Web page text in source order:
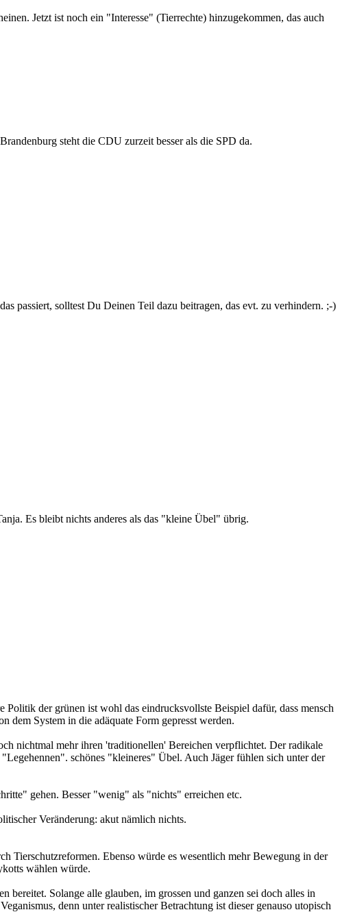
Jetzt ist noch ein "Interesse" (Tierrechte) hinzugekommen, das auch
steht die CDU zurzeit besser als die SPD da.
passiert, solltest Du Deinen Teil dazu beitragen, das evt. zu verhindern. ;-)
Es bleibt nichts anderes als das "kleine Übel" übrig.
der grünen ist wohl das eindrucksvollste Beispiel dafür, dass mensch
dem System in die adäquate Form gepresst werden.
nichtmal mehr ihren 'traditionellen' Bereichen verpflichtet. Der radikale
schönes "kleineres" Übel. Auch Jäger fühlen sich unter der
gehen. Besser "wenig" als "nichts" erreichen etc.
Veränderung: akut nämlich nichts.
Tierschutzreformen. Ebenso würde es wesentlich mehr Bewegung in der
wählen würde.
bereitet. Solange alle glauben, im grossen und ganzen sei doch alles in
denn unter realistischer Betrachtung ist dieser genauso utopisch